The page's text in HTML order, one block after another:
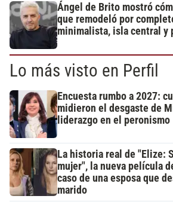
Ángel de Brito mostró
que remodeló por
minimalista, isla central y
Lo más visto en Perfil
Encuesta rumbo a 2027:
midieron el desgaste de
liderazgo en el peronismo
La historia real de "Elize:
mujer", la nueva película
caso de una esposa que
marido